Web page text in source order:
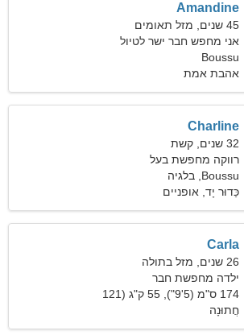
Amandine
45 שנים, מזל תאומים
אני מחפש חבר ישר לטיול
משותף
Boussu
אהבת אמת
Charline
32 שנים, קשת
רווקה מחפשת בעל
Boussu, בלגיה
כַּדוּר יָד, אופניים
Carla
26 שנים, מזל בתולה
ילדה מחפשת חבר
174 ס"מ (5'9"), 55 ק"ג (121
פאונד)
חֲתוּנָה